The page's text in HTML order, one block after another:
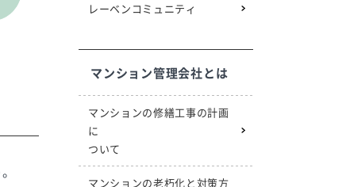
レーベンコミュニティ
マンション管理会社とは
マンションの修繕工事の計画
に
ついて
マンションの老朽化と対策方